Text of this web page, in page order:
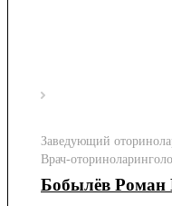
Заведующий
Врач-
Бобылёв Роман